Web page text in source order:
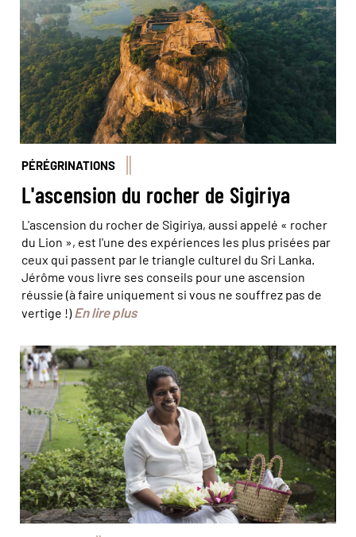
PÉRÉGRINATIONS
L'ascension du rocher de Sigiriya
L'ascension du rocher de Sigiriya, aussi appelé « rocher
du Lion », est l'une des expériences les plus prisées par
ceux qui passent par le triangle culturel du Sri Lanka.
Jérôme vous livre ses conseils pour une ascension
réussie (à faire uniquement si vous ne souffrez pas de
vertige !)En lire plus
© Marta Nascimento/Réa